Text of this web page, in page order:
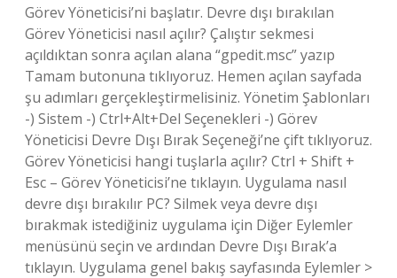
Görev Yöneticisi’ni başlatır. Devre dışı bırakılan
Görev Yöneticisi nasıl açılır? Çalıştır sekmesi
açıldıktan sonra açılan alana “gpedit.msc” yazıp
Tamam butonuna tıklıyoruz. Hemen açılan sayfada
şu adımları gerçekleştirmelisiniz. Yönetim Şablonları
-) Sistem -) Ctrl+Alt+Del Seçenekleri -) Görev
Yöneticisi Devre Dışı Bırak Seçeneği’ne çift tıklıyoruz.
Görev Yöneticisi hangi tuşlarla açılır? Ctrl + Shift +
Esc – Görev Yöneticisi’ne tıklayın. Uygulama nasıl
devre dışı bırakılır PC? Silmek veya devre dışı
bırakmak istediğiniz uygulama için Diğer Eylemler
menüsünü seçin ve ardından Devre Dışı Bırak’a
tıklayın. Uygulama genel bakış sayfasında Eylemler >